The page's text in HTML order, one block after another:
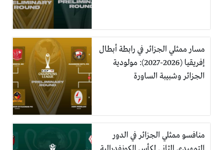
مسار ممثلي الجزائر في رابطة أبطال
إفريقيا (2026-2027): مولودية
الجزائر وشبيبة الساورة
منافسو ممثلي الجزائر في الدور